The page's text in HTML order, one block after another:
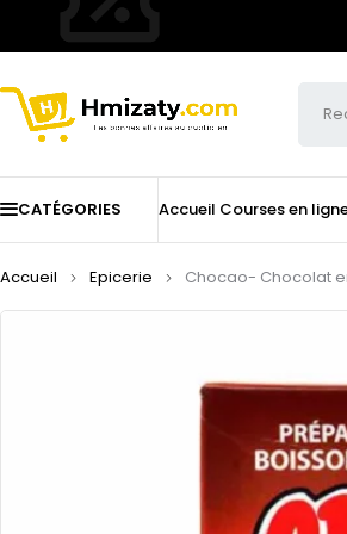
CATÉGORIES Accueil Courses en
Accueil Epicerie Chocao- Chocolat